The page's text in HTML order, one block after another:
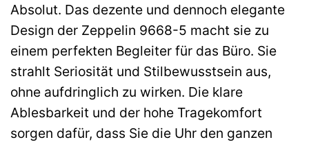
Absolut. Das dezente und dennoch elegante
Design der Zeppelin 9668-5 macht sie zu
einem perfekten Begleiter für das Büro. Sie
strahlt Seriosität und Stilbewusstsein aus,
ohne aufdringlich zu wirken. Die klare
Ablesbarkeit und der hohe Tragekomfort
sorgen dafür, dass Sie die Uhr den ganzen